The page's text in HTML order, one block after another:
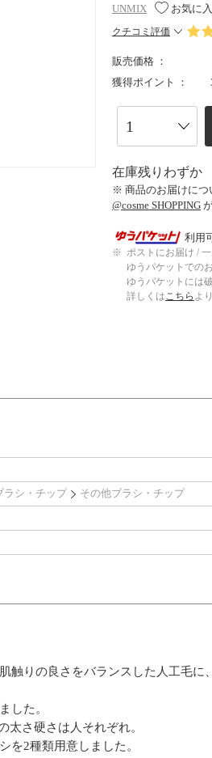
UNMIX お気に
クチコミ評価
販売価格 ：
獲得ポイント ：
在庫残りわずか
※ 商品のお届けにつ
@cosme SHOPPING
利用
※ ポストにお届け /
ゆうパケットでの
ゆうパケットには
詳しくはこちら よ
ラシ・チップ
その他ブラシ・チップ
触りの良さをバランスした人工毛
した。
太さ硬さは人それぞれ。
を2種類用意しました。